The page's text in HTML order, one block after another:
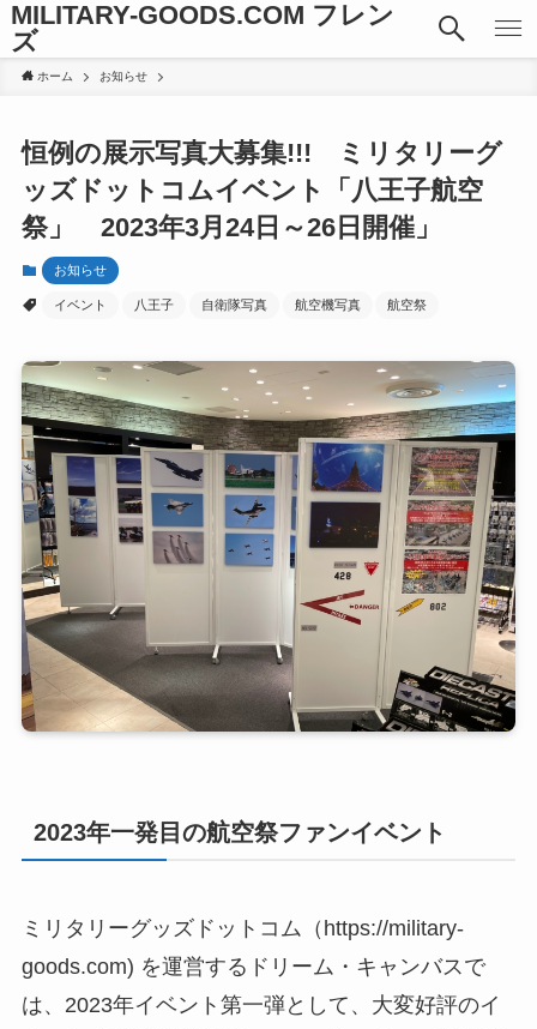
MILITARY-GOODS.COM フレン
ズ
ホーム お知らせ
恒例の展示写真大募集!!! ミリタリーグ
ッズドットコムイベント「八王子航空
祭」 2023年3月24日～26日開催」
お知らせ
イベント 八王子 自衛隊写真 航空機写真 航空祭
2023年一発目の航空祭ファンイベント
ミリタリーグッズドットコム（https://military-
goods.com) を運営するドリーム・キャンバスで
は、2023年イベント第一弾として、大変好評のイ